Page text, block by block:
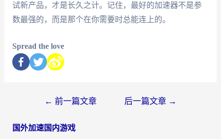
试新产品，才是长久之计。记住，最好的加速器不是参
数最强的，而是那个在你需要时总能连上的。
Spread the love
← 前一篇文章 后一篇文章 →
国外加速国内游戏